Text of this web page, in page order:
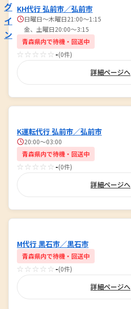
グ
イ
ン
KH代行 弘前市／弘前市
日曜日〜木曜日21:00～1:15
金、土曜日20:00～3:15
青森県内で待機・回送中
☆☆☆☆☆ -(0件)
詳細ページへ
K運転代行 弘前市／弘前市
20:00～03:00
青森県内で待機・回送中
☆☆☆☆☆ -(0件)
詳細ページへ
M代行 黒石市／黒石市
青森県内で待機・回送中
☆☆☆☆☆ -(0件)
詳細ページへ